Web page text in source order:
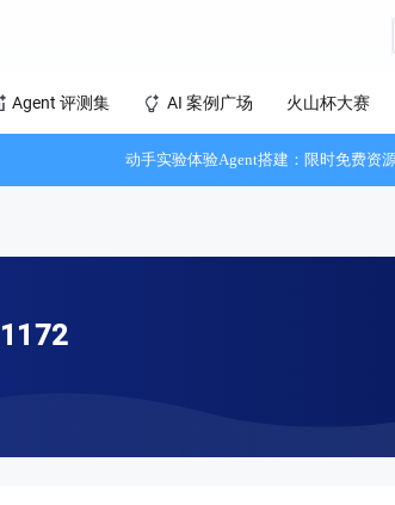
Agent 评测集 AI 案例广场 火山杯大赛
动手实验体验Agent搭建：限时免费资